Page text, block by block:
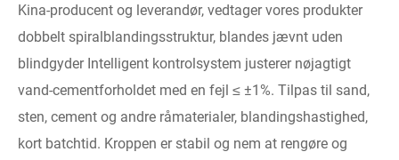
Kina-producent og leverandør, vedtager vores produkter
dobbelt spiralblandingsstruktur, blandes jævnt uden
blindgyder Intelligent kontrolsystem justerer nøjagtigt
vand-cementforholdet med en fejl ≤ ±1%. Tilpas til sand,
sten, cement og andre råmaterialer, blandingshastighed,
kort batchtid. Kroppen er stabil og nem at rengøre og